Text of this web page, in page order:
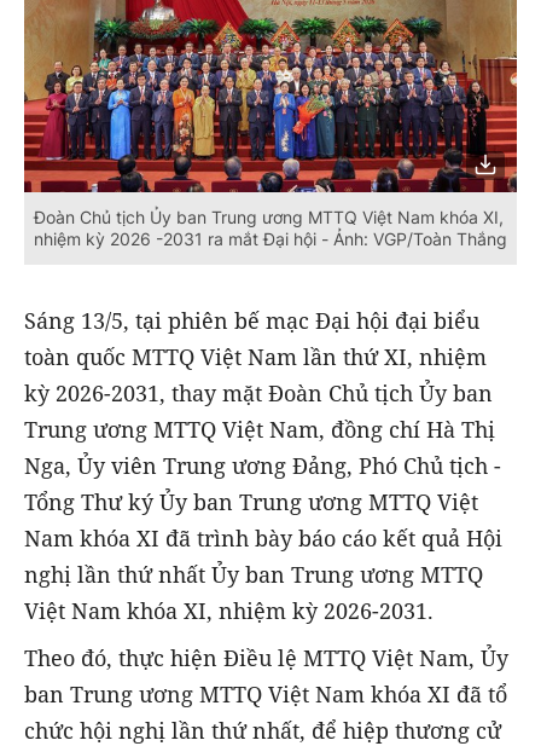
Đoàn Chủ tịch Ủy ban Trung ương MTTQ Việt Nam khóa XI,
nhiệm kỳ 2026 -2031 ra mắt Đại hội - Ảnh: VGP/Toàn Thắng
Sáng 13/5, tại phiên bế mạc Đại hội đại biểu
toàn quốc MTTQ Việt Nam lần thứ XI, nhiệm
kỳ 2026-2031, thay mặt Đoàn Chủ tịch Ủy ban
Trung ương MTTQ Việt Nam, đồng chí Hà Thị
Nga, Ủy viên Trung ương Đảng, Phó Chủ tịch -
Tổng Thư ký Ủy ban Trung ương MTTQ Việt
Nam khóa XI đã trình bày báo cáo kết quả Hội
nghị lần thứ nhất Ủy ban Trung ương MTTQ
Việt Nam khóa XI, nhiệm kỳ 2026-2031.
Theo đó, thực hiện Điều lệ MTTQ Việt Nam, Ủy
ban Trung ương MTTQ Việt Nam khóa XI đã tổ
chức hội nghị lần thứ nhất, để hiệp thương cử